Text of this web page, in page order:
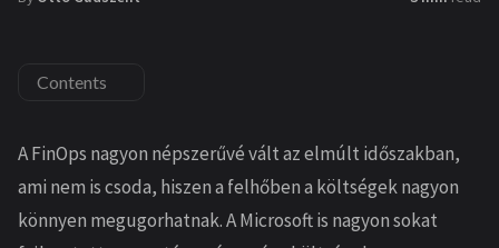
Contents
A FinOps nagyon népszerűvé vált az elmúlt időszakban,
ami nem is csoda, hiszen a felhőben a költségek nagyon
könnyen megugorhatnak. A Microsoft is nagyon sokat